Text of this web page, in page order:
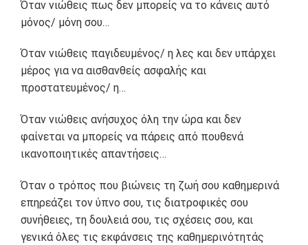
Όταν νιώθεις πως δεν μπορείς να το κάνεις αυτό
μόνος/ μόνη σου…
Όταν νιώθεις παγιδευμένος/ η λες και δεν υπάρχει
μέρος για να αισθανθείς ασφαλής και
προστατευμένος/ η…
Όταν νιώθεις ανήσυχος όλη την ώρα και δεν
φαίνεται να μπορείς να πάρεις από πουθενά
ικανοποιητικές απαντήσεις…
Όταν ο τρόπος που βιώνεις τη ζωή σου καθημερινά
επηρεάζει τον ύπνο σου, τις διατροφικές σου
συνήθειες, τη δουλειά σου, τις σχέσεις σου, και
γενικά όλες τις εκφάνσεις της καθημερινότητάς